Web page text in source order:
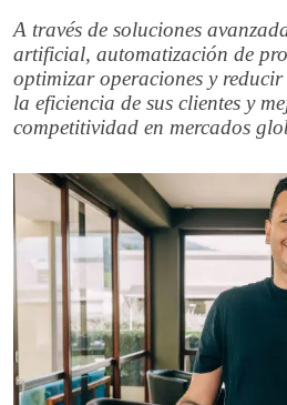
A través de soluciones
artificial, automatización de
optimizar operaciones y
la eficiencia de sus clientes y
competitividad en mercados